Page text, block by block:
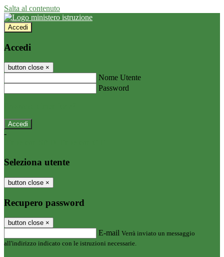
Salta al contenuto
Accedi
Accedi
button close ×
Nome Utente
Password
-
Seleziona utente
button close ×
Recupero password
button close ×
E-mail Verrà inviato un messaggio
all'indirizzo indicato con le istruzioni necessarie.